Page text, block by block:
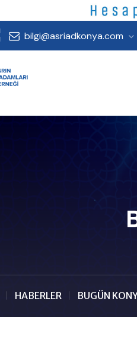
bilgi@asriadkonya.com
HABERLER BUGÜN